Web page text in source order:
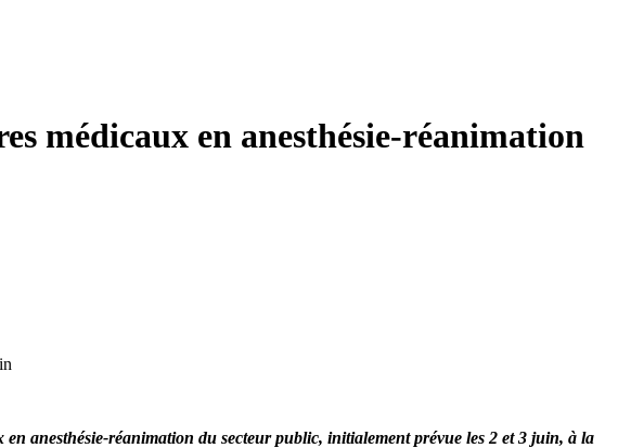
médicaux en anesthésie-réanimation
anesthésie-réanimation du secteur public, initialement prévue les 2 et 3 juin, à la